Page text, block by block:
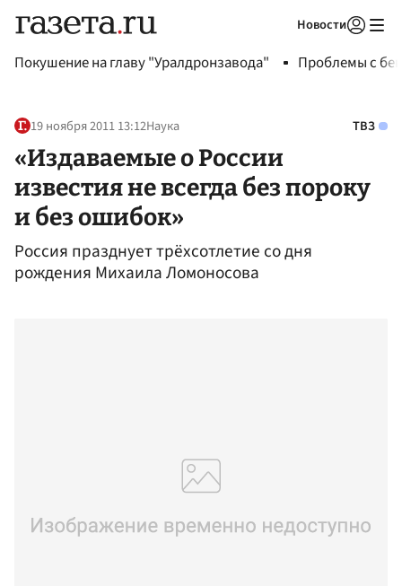
Новости
Покушение на главу "Уралдронзавода" Проблемы с
19 ноября 2011 13:12Наука ТВЗ
«Издаваемые о России
известия не всегда без пороку
и без ошибок»
Россия празднует трёхсотлетие со дня
рождения Михаила Ломоносова